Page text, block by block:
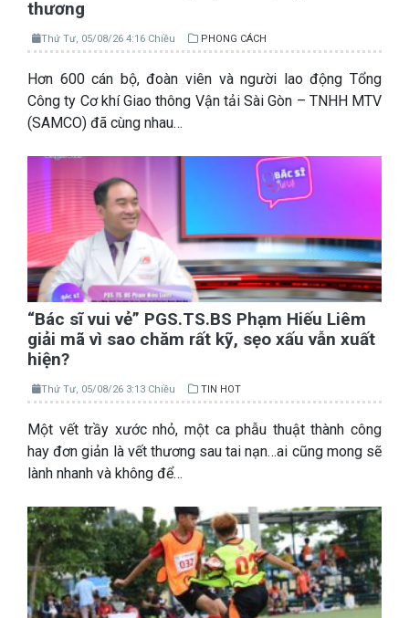
thương
Thứ Tư, 05/08/26 4:16 Chiều PHONG CÁCH
Hơn 600 cán bộ, đoàn viên và người lao động Tổng
Công ty Cơ khí Giao thông Vận tải Sài Gòn – TNHH MTV
(SAMCO) đã cùng nhau…
“Bác sĩ vui vẻ” PGS.TS.BS Phạm Hiếu Liêm
giải mã vì sao chăm rất kỹ, sẹo xấu vẫn xuất
hiện?
Thứ Tư, 05/08/26 3:13 Chiều TIN HOT
Một vết trầy xước nhỏ, một ca phẫu thuật thành công
hay đơn giản là vết thương sau tai nạn…ai cũng mong sẽ
lành nhanh và không để…